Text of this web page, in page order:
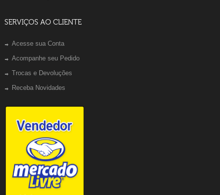
SERVIÇOS AO CLIENTE
Acesse sua Conta
Acompanhe seu Pedido
Trocas e Devoluções
Receba Novidades